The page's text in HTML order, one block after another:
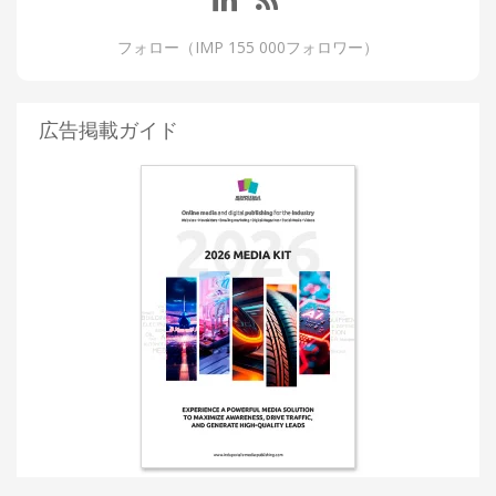
フォロー（IMP 155 000フォロワー）
広告掲載ガイド